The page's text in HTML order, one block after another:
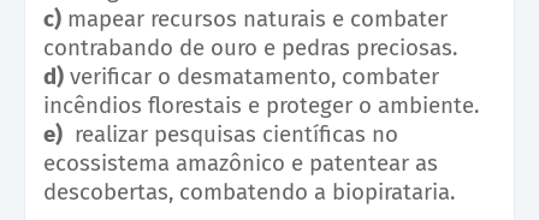
c) mapear recursos naturais e combater
contrabando de ouro e pedras preciosas.
d) verificar o desmatamento, combater
incêndios florestais e proteger o ambiente.
e) realizar pesquisas científicas no
ecossistema amazônico e patentear as
descobertas, combatendo a biopirataria.